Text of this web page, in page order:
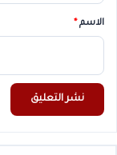
*
الاسم*